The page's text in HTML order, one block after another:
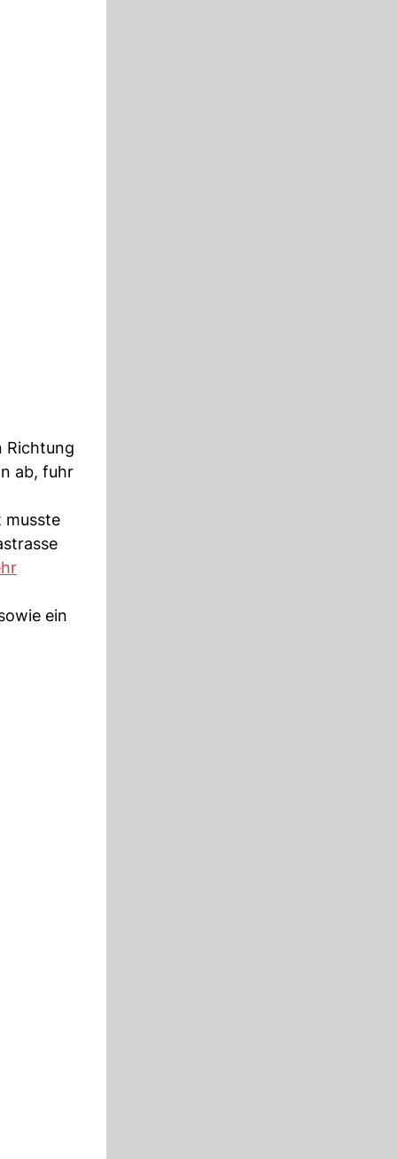
Richtung
ab, fuhr
musste
ein